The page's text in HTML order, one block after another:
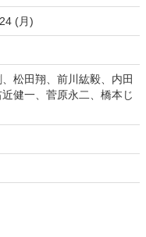
(月)
松田翔、前川紘毅、内田
健一、菅原永二、橋本じ